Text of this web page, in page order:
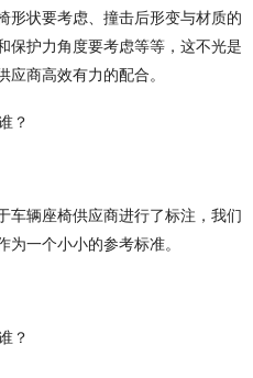
形状要考虑、撞击后形变与材质的
保护力角度要考虑等等，这不光是
商高效有力的配合。
车辆座椅供应商进行了标注，我们
为一个小小的参考标准。